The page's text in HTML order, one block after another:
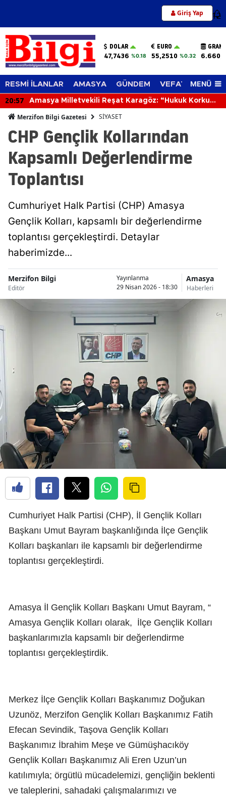
Giriş Yap 12
DOLAR
47,7436 %0.18
EURO
55,2510 %0.32
RESMİ İLANLAR AMASYA GÜNDEM VEFAT EDENLER
MENÜ
20:57
Amasya Milletvekili Reşat Karagöz: “Hukuk Korku
Merzifon Bilgi Gazetesi SİYASET
CHP Gençlik Kollarından
Kapsamlı Değerlendirme
Toplantısı
Cumhuriyet Halk Partisi (CHP) Amasya
Gençlik Kolları, kapsamlı bir değerlendirme
toplantısı gerçekleştirdi. Detaylar
haberimizde...
Merzifon Bilgi
Editör
Yayınlanma
29 Nisan 2026 - 18:30
Amasya
Haberleri
Cumhuriyet Halk Partisi (CHP), İl Gençlik Kolları
Başkanı Umut Bayram başkanlığında İlçe Gençlik
Kolları başkanları ile kapsamlı bir değerlendirme
toplantısı gerçekleştirdi.
Amasya İl Gençlik Kolları Başkanı Umut Bayram, “
Amasya Gençlik Kolları olarak, İlçe Gençlik Kolları
başkanlarımızla kapsamlı bir değerlendirme
toplantısı gerçekleştirdik.
Merkez İlçe Gençlik Kolları Başkanımız Doğukan
Uzunöz, Merzifon Gençlik Kolları Başkanımız Fatih
Efecan Sevindik, Taşova Gençlik Kolları
Başkanımız İbrahim Meşe ve Gümüşhacıköy
Gençlik Kolları Başkanımız Ali Eren Uzun’un
katılımıyla; örgütlü mücadelemizi, gençliğin beklenti
ve taleplerini, sahadaki çalışmalarımızı ve